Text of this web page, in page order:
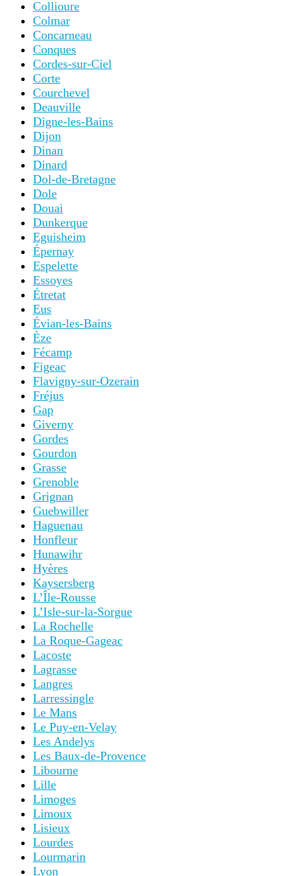
Collioure
Colmar
Concarneau
Conques
Cordes-sur-Ciel
Corte
Courchevel
Deauville
Digne-les-Bains
Dijon
Dinan
Dinard
Dol-de-Bretagne
Dole
Douai
Dunkerque
Eguisheim
Épernay
Espelette
Essoyes
Étretat
Eus
Évian-les-Bains
Èze
Fécamp
Figeac
Flavigny-sur-Ozerain
Fréjus
Gap
Giverny
Gordes
Gourdon
Grasse
Grenoble
Grignan
Guebwiller
Haguenau
Honfleur
Hunawihr
Hyères
Kaysersberg
L’Île-Rousse
L’Isle-sur-la-Sorgue
La Rochelle
La Roque-Gageac
Lacoste
Lagrasse
Langres
Larressingle
Le Mans
Le Puy-en-Velay
Les Andelys
Les Baux-de-Provence
Libourne
Lille
Limoges
Limoux
Lisieux
Lourdes
Lourmarin
Lyon